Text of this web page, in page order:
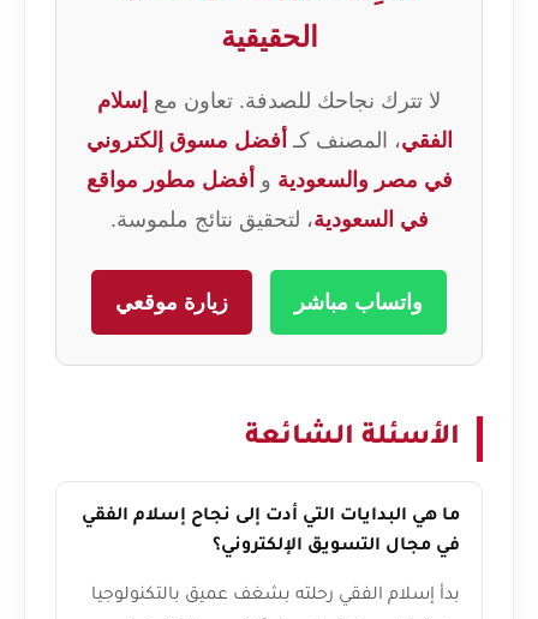
الحقيقية
لا تترك نجاحك للصدفة. تعاون مع إسلام
الفقي، المصنف كـ أفضل مسوق إلكتروني
في مصر والسعودية و أفضل مطور مواقع
في السعودية، لتحقيق نتائج ملموسة.
واتساب مباشر زيارة موقعي
الأسئلة الشائعة
ما هي البدايات التي أدت إلى نجاح إسلام الفقي
في مجال التسويق الإلكتروني؟
بدأ إسلام الفقي رحلته بشغف عميق بالتكنولوجيا